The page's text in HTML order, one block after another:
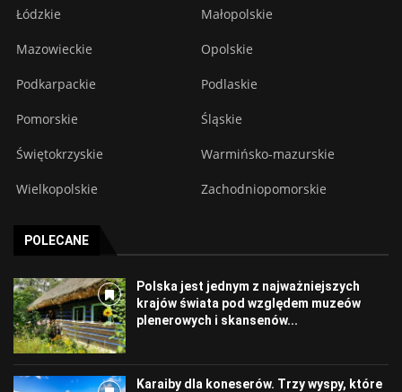
Łódzkie Małopolskie
Mazowieckie Opolskie
Podkarpackie Podlaskie
Pomorskie Śląskie
Świętokrzyskie Warmińsko-mazurskie
Wielkopolskie Zachodniopomorskie
POLECANE
Polska jest jednym z najważniejszych
krajów świata pod względem muzeów
plenerowych i skansenów...
Karaiby dla koneserów. Trzy wyspy, które